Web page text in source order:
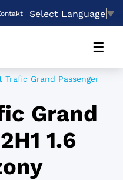
Select Language▼
☰
Trafic Grand Passenger
Grand
1.6